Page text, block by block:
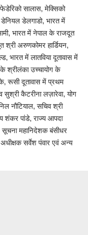
सालास, मेक्सिको
डेनियल डेलगाडो, भारत में
भारत में नेपाल के राजदूत
श्री अरुणकोमर हार्डियन,
भारत में लातविया दूतावास में
के श्रीलंका उच्चायोग के
रूसी दूतावास में प्रथम
सुश्री कैटरीना लज़ारेवा, योग
नौटियाल, सचिव श्री
शंकर पांडे, राज्य आपदा
सूचना महानिदेशक बंसीधर
अधीक्षक सर्वेश पंवार एवं अन्य